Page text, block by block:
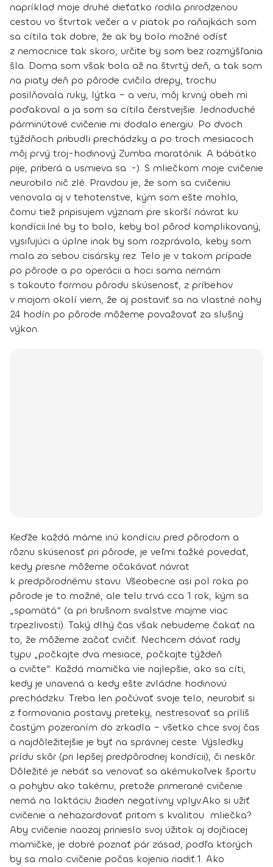
napríklad moje druhé dieťatko rodila prirodzenou
cestou vo štvrtok večer a v piatok po raňajkách som
sa cítila tak dobre, že ak by bolo možné odísť
z nemocnice tak skoro, určite by som bez rozmýšľania
šla. Doma som však bola až na štvrtý deň, a tak som
na piaty deň po pôrode cvičila drepy, trochu
posilňovala ruky, lýtka – a veru, môj krvný obeh mi
poďakoval a ja som sa cítila čerstvejšie. Jednoduché
párminútové cvičenie mi dodalo energiu. Po dvoch
týždňoch pribudli prechádzky a po troch mesiacoch
môj prvý troj-hodinový Zumba maratónik. A bábätko
pije, priberá a usmieva sa :-). S mliečkom moje cvičenie
neurobilo nič zlé. Pravdou je, že som sa cvičeniu
venovala aj v tehotenstve, kým som ešte mohla,
čomu tiež pripisujem význam pre skorší návrat ku
kondícii.Iné by to bolo, keby bol pôrod komplikovaný,
vysiľujúci a úplne inak by som rozprávala, keby som
mala za sebou cisársky rez. Telo je v takom prípade
po pôrode a po operácii a hoci sama nemám
s takouto formou pôrodu skúsenosť, z príbehov
v mojom okolí viem, že aj postaviť sa na vlastné nohy
24 hodín po pôrode môžeme považovať za slušný
výkon.
Keďže každá máme inú kondíciu pred pôrodom a
rôznu skúsenosť pri pôrode, je veľmi ťažké povedať,
kedy presne môžeme očakávať návrat
k predpôrodnému stavu. Všeobecne asi pol roka po
pôrode je to možné, ale telu trvá cca 1 rok, kým sa
„spamätá“ (a pri brušnom svalstve majme viac
trpezlivosti). Taký dlhý čas však nebudeme čakať na
to, že môžeme začať cvičiť. Nechcem dávať rady
typu „počkajte dva mesiace, počkajte týždeň
a cvičte“. Každá mamička vie najlepšie, ako sa cíti,
kedy je unavená a kedy ešte zvládne hodinovú
prechádzku. Treba len počúvať svoje telo, neurobiť si
z formovania postavy preteky, nestresovať sa príliš
častým pozeraním do zrkadla – všetko chce svoj čas
a najdôležitejšie je byť na správnej ceste. Výsledky
prídu skôr (pri lepšej predpôrodnej kondícii), či neskôr.
Dôležité je nebáť sa venovať sa akémukoľvek športu
a pohybu ako takému, pretože primerané cvičenie
nemá na laktáciu žiaden negatívny vplyv.Ako si užiť
cvičenie a nehazardovať pritom s kvalitou mliečka?
Aby cvičenie naozaj prinieslo svoj úžitok aj dojčiacej
mamičke, je dobré poznať pár zásad, podľa ktorých
by sa malo cvičenie počas kojenia riadiť:1. Ako